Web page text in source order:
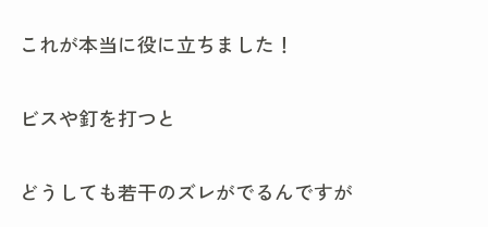
これが本当に役に立ちました！
ビスや釘を打つと
どうしても若干のズレがでるんですが